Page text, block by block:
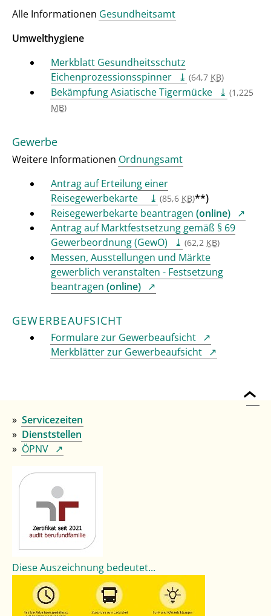
Alle Informationen Gesundheitsamt
Umwelthygiene
Merkblatt Gesundheitsschutz
Eichenprozessionsspinner
(64,7 KB)
Bekämpfung Asiatische Tigermücke
(1,225
MB)
Gewerbe
Weitere Informationen Ordnungsamt
Antrag auf Erteilung einer
Reisegewerbekarte
(85,6 KB)**)
Reisegewerbekarte beantragen (online)
Antrag auf Marktfestsetzung gemäß § 69
Gewerbeordnung (GewO)
(62,2 KB)
Messen, Ausstellungen und Märkte
gewerblich veranstalten - Festsetzung
beantragen (online)
GEWERBEAUFSICHT
Formulare zur Gewerbeaufsicht
Merkblätter zur Gewerbeaufsicht
Servicezeiten
Dienststellen
ÖPNV
Diese Auszeichnung bedeutet...